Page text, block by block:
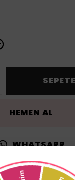
HEMEN AL
WHATSAPP
kargo